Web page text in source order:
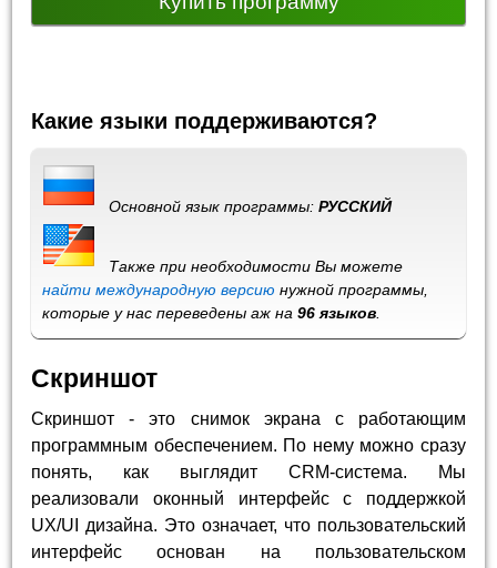
Какие языки поддерживаются?
Основной язык программы:РУССКИЙ
Также при необходимости Вы можете
найти международную версию нужной программы,
которые у нас переведены аж на96 языков
Скриншот
Скриншот - это снимок экрана с работающим
программным обеспечением. По нему можно сразу
понять, как выглядит CRM-система. Мы
реализовали оконный интерфейс с поддержкой
UX/UI дизайна. Это означает, что пользовательский
интерфейс основан на пользовательском